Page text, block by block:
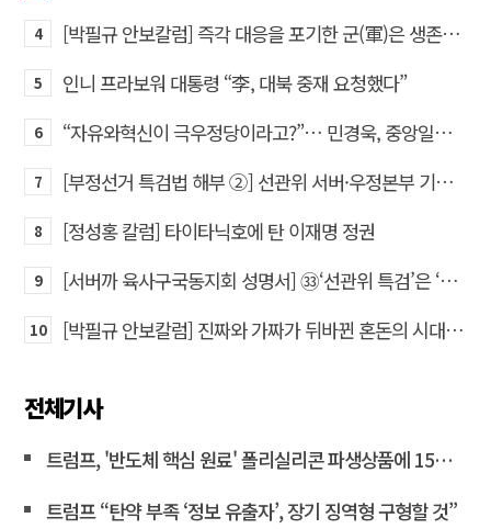
4 [박필규 안보칼럼] 즉각 대응을 포기한 군(軍)은 생존할 수 없다
5 인니 프라보워 대통령 “李, 대북 중재 요청했다”
6 “자유와혁신이 극우정당이라고?”… 민경욱, 중앙일보 직격
7 [부정선거 특검법 해부 ②] 선관위 서버·우정본부 기록까지…‘증거를 끌어오는 칼’
8 [정성홍 칼럼] 타이타닉호에 탄 이재명 정권
9 [서버까 육사구국동지회 성명서] ㉝‘선관위 특검’은 ‘부정선거 특검’으로 명명하고 박주현 변호사를 ‘특검’으로 임명하라!
10 [박필규 안보칼럼] 진짜와 가짜가 뒤바뀐 혼돈의 시대, 안보 파탄은 막아야
전체기사
트럼프, '반도체 핵심 원료' 폴리실리콘 파생상품에 15% 관세
트럼프 “탄약 부족 ‘정보 유출자’, 장기 징역형 구형할 것”